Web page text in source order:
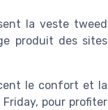
la veste tweed
produit des sites
le confort et la
pour profiter